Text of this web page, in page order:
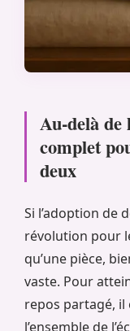
Au-delà de
complet
deux
Si l’adoption de
révolution pour
qu’une pièce,
vaste. Pour
repos partagé, il
l’ensemble de